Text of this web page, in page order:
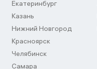
Екатеринбург
Казань
Нижний Новгород
Красноярск
Челябинск
Самара